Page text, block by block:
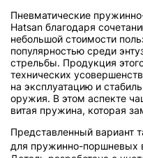
Пневматические
Hatsan благодаря
небольшой стоимости
популярностью среди
стрельбы. Продукция
технических
на эксплуатацию и
оружия. В этом аспекте
витая пружина, которая
Представленный вариант
для пружинно-поршневых